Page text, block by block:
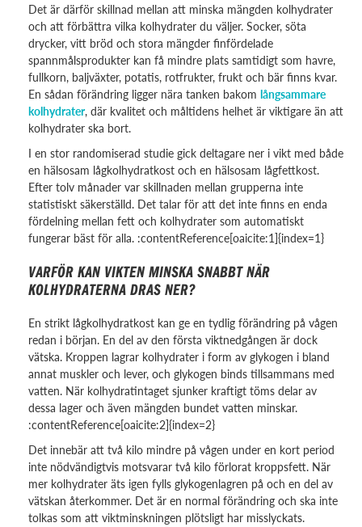
Det är därför skillnad mellan att minska mängden kolhydrater
och att förbättra vilka kolhydrater du väljer. Socker, söta
drycker, vitt bröd och stora mängder finfördelade
spannmålsprodukter kan få mindre plats samtidigt som havre,
fullkorn, baljväxter, potatis, rotfrukter, frukt och bär finns kvar.
En sådan förändring ligger nära tanken bakom långsammare
kolhydrater, där kvalitet och måltidens helhet är viktigare än att
kolhydrater ska bort.
I en stor randomiserad studie gick deltagare ner i vikt med både
en hälsosam lågkolhydratkost och en hälsosam lågfettkost.
Efter tolv månader var skillnaden mellan grupperna inte
statistiskt säkerställd. Det talar för att det inte finns en enda
fördelning mellan fett och kolhydrater som automatiskt
fungerar bäst för alla. :contentReference[oaicite:1]{index=1}
VARFÖR KAN VIKTEN MINSKA SNABBT NÄR
KOLHYDRATERNA DRAS NER?
En strikt lågkolhydratkost kan ge en tydlig förändring på vågen
redan i början. En del av den första viktnedgången är dock
vätska. Kroppen lagrar kolhydrater i form av glykogen i bland
annat muskler och lever, och glykogen binds tillsammans med
vatten. När kolhydratintaget sjunker kraftigt töms delar av
dessa lager och även mängden bundet vatten minskar.
:contentReference[oaicite:2]{index=2}
Det innebär att två kilo mindre på vågen under en kort period
inte nödvändigtvis motsvarar två kilo förlorat kroppsfett. När
mer kolhydrater äts igen fylls glykogenlagren på och en del av
vätskan återkommer. Det är en normal förändring och ska inte
tolkas som att viktminskningen plötsligt har misslyckats.